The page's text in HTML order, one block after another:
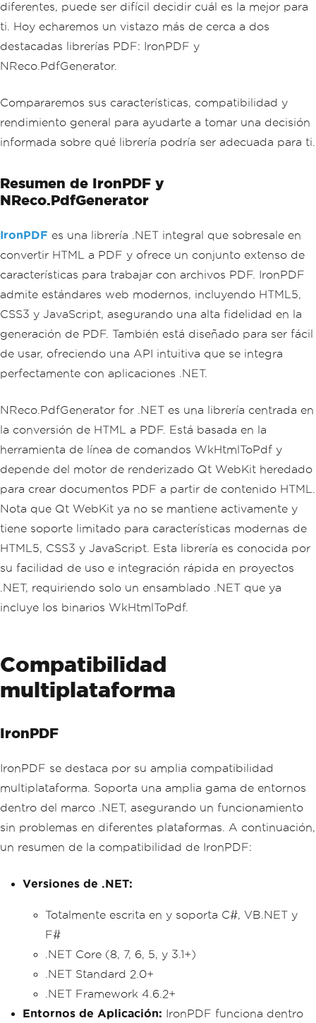
diferentes, puede ser difícil decidir cuál es la mejor para
ti. Hoy echaremos un vistazo más de cerca a dos
destacadas librerías PDF: IronPDF y
NReco.PdfGenerator.
Compararemos sus características, compatibilidad y
rendimiento general para ayudarte a tomar una decisión
informada sobre qué librería podría ser adecuada para ti.
Resumen de IronPDF y
NReco.PdfGenerator
IronPDF es una librería .NET integral que sobresale en
convertir HTML a PDF y ofrece un conjunto extenso de
características para trabajar con archivos PDF. IronPDF
admite estándares web modernos, incluyendo HTML5,
CSS3 y JavaScript, asegurando una alta fidelidad en la
generación de PDF. También está diseñado para ser fácil
de usar, ofreciendo una API intuitiva que se integra
perfectamente con aplicaciones .NET.
NReco.PdfGenerator for .NET es una librería centrada en
la conversión de HTML a PDF. Está basada en la
herramienta de línea de comandos WkHtmlToPdf y
depende del motor de renderizado Qt WebKit heredado
para crear documentos PDF a partir de contenido HTML.
Nota que Qt WebKit ya no se mantiene activamente y
tiene soporte limitado para características modernas de
HTML5, CSS3 y JavaScript. Esta librería es conocida por
su facilidad de uso e integración rápida en proyectos
.NET, requiriendo solo un ensamblado .NET que ya
incluye los binarios WkHtmlToPdf.
Compatibilidad
multiplataforma
IronPDF
IronPDF se destaca por su amplia compatibilidad
multiplataforma. Soporta una amplia gama de entornos
dentro del marco .NET, asegurando un funcionamiento
sin problemas en diferentes plataformas. A continuación,
un resumen de la compatibilidad de IronPDF:
Versiones de .NET:
Totalmente escrita en y soporta C#, VB.NET y
F#
.NET Core (8, 7, 6, 5, y 3.1+)
.NET Standard 2.0+
.NET Framework 4.6.2+
Entornos de Aplicación: IronPDF funciona dentro